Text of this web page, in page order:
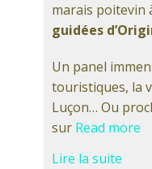
marais poitevin
guidées
Un panel
touristiques, la
Luçon… Ou
sur Read more
Lire la suite